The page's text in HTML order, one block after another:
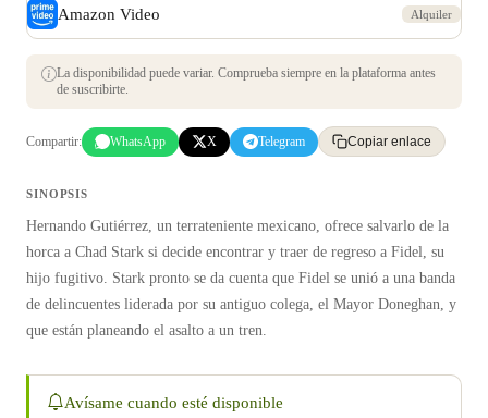
Amazon Video Alquiler
La disponibilidad puede variar. Comprueba siempre en la plataforma antes
de suscribirte.
Compartir: WhatsApp X Telegram Copiar enlace
SINOPSIS
Hernando Gutiérrez, un terrateniente mexicano, ofrece salvarlo de la
horca a Chad Stark si decide encontrar y traer de regreso a Fidel, su
hijo fugitivo. Stark pronto se da cuenta que Fidel se unió a una banda
de delincuentes liderada por su antiguo colega, el Mayor Doneghan, y
que están planeando el asalto a un tren.
Avísame cuando esté disponible